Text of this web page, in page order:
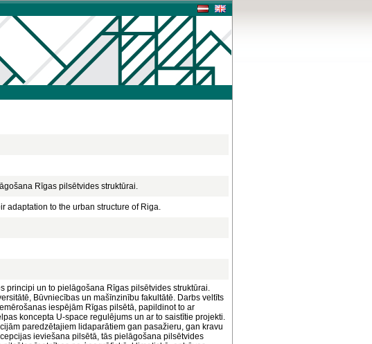
Rīgas pilsētvides struktūrai.
adaptation to the urban structure of Riga.
principi un to pielāgošana Rīgas pilsētvides struktūrai.
Būvniecības un mašīnzinību fakultātē. Darbs veltīts
iespējām Rīgas pilsētā, papildinot to ar
koncepta U-space regulējums un ar to saistītie projekti.
paredzētajiem lidaparātiem gan pasažieru, gan kravu
ieviešana pilsētā, tās pielāgošana pilsētvides